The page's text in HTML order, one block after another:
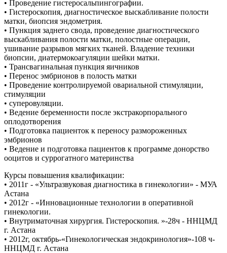
• Проведение гистеросальпингографии.
• Гистероскопия, диагностическое выскабливание полости
матки, биопсия эндометрия.
• Пункция заднего свода, проведение диагностического
выскабливания полости матки, полостные операции,
ушивание разрывов мягких тканей. Владение техники
биопсии, диатермокоагуляции шейки матки.
• Трансвагинальная пункция яичников
• Перенос эмбрионов в полость матки
• Проведение контролируемой овариальной стимуляции,
стимуляции
• суперовуляции.
• Ведение беременности после экстракорпорального
оплодотворения
• Подготовка пациенток к переносу размороженных
эмбрионов
• Ведение и подготовка пациентов к программе донорство
ооцитов и суррогатного материнства
Курсы повышения квалификации:
• 2011г - «Ультразвуковая диагностика в гинекологии» - МУА
Астана
• 2012г - «Инновационные технологии в оперативной
гинекологии.
• Внутриматочная хирургия. Гистероскопия. »-28ч - ННЦМД
г. Астана
• 2012г, октябрь-«Гинекологическая эндокринология»-108 ч-
ННЦМД г. Астана